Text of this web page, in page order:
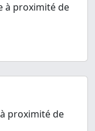
à proximité de
proximité de